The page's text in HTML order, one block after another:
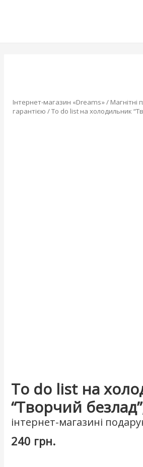
Інтернет-магазин «Dreams»/ Магнітні
гарантією / To do list на холодильник
To do list на
“Творчий
інтернет-магазині
240 грн.